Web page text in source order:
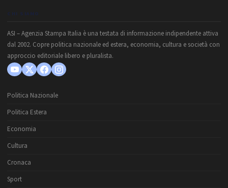
CHI SIAMO
ASI – Agenzia Stampa Italia è una testata di informazione indipendente attiva
dal 2002. Copre politica nazionale ed estera, economia, cultura e società con
approccio editoriale libero e pluralista.
Politica Nazionale
Politica Estera
Economia
Cultura
Cronaca
Sport